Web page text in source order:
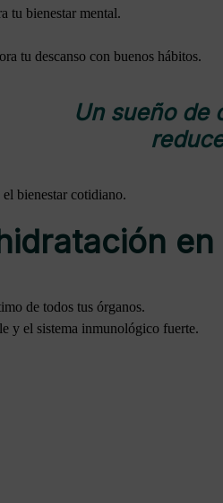
tu bienestar mental.
tu descanso con buenos hábitos.
Un sueño de
bienestar cotidiano.
de todos tus órganos.
y el sistema inmunológico fuerte.